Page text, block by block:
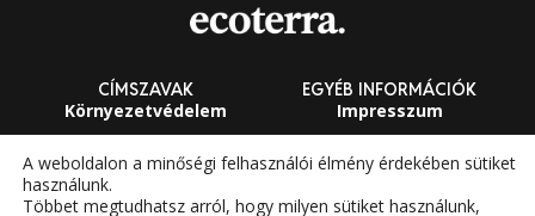
CÍMSZAVAK
Környezetvédelem
Fenntarthatóság
Megújuló energia
EGYÉB INFORMÁCIÓK
Impresszum
Általános Szerződési
A weboldalon a minőségi felhasználói élmény érdekében sütiket
használunk.
Többet megtudhatsz arról, hogy milyen sütiket használunk,